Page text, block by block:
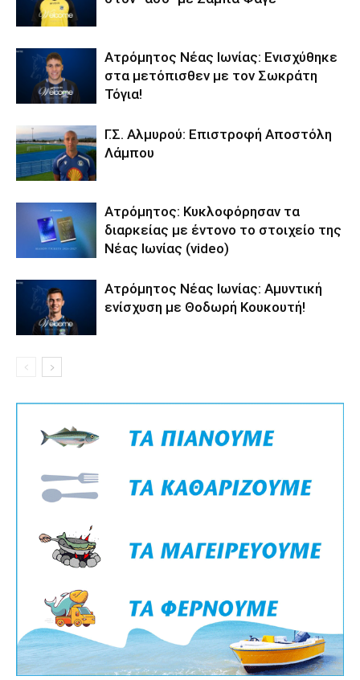
Ατρόμητος Νέας Ιωνίας: Ενισχύθηκε
στα μετόπισθεν με τον Σωκράτη
Τόγια!
Γ.Σ. Αλμυρού: Επιστροφή Αποστόλη
Λάμπου
Ατρόμητος: Κυκλοφόρησαν τα
διαρκείας με έντονο το στοιχείο της
Νέας Ιωνίας (video)
Ατρόμητος Νέας Ιωνίας: Αμυντική
ενίσχυση με Θοδωρή Κουκουτή!